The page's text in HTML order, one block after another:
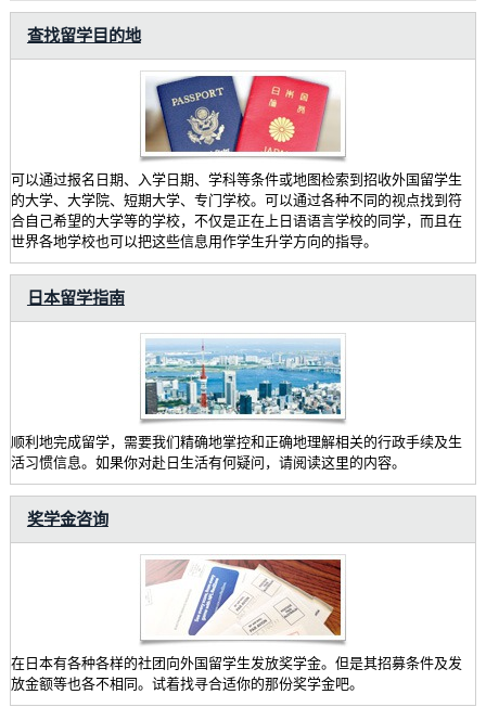
查找留学目的地
可以通过报名日期、入学日期、学科等条件或地图检索到招收外国留学生
的大学、大学院、短期大学、专门学校。可以通过各种不同的视点找到符
合自己希望的大学等的学校，不仅是正在上日语语言学校的同学，而且在
世界各地学校也可以把这些信息用作学生升学方向的指导。
日本留学指南
顺利地完成留学，需要我们精确地掌控和正确地理解相关的行政手续及生
活习惯信息。如果你对赴日生活有何疑问，请阅读这里的内容。
奖学金咨询
在日本有各种各样的社团向外国留学生发放奖学金。但是其招募条件及发
放金额等也各不相同。试着找寻合适你的那份奖学金吧。